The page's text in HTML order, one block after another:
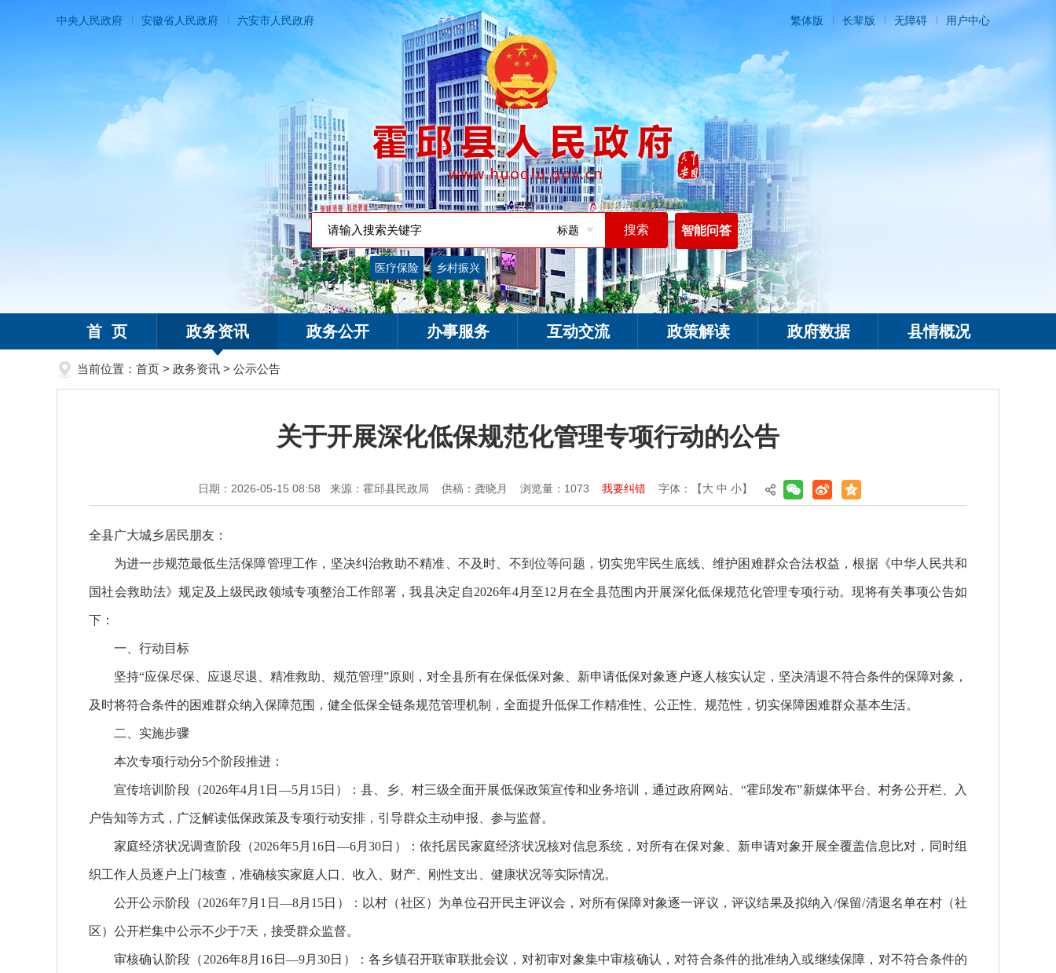
中央人民政府 安徽省人民政府 六安市人民政府 繁体版 长辈版 无障碍 用户中心
标题 智能问答
搜索热词： 医疗保险 乡村振兴
首 页 政务资讯 政务公开 办事服务 互动交流 政策解读 政府数据 县情概况
当前位置： 首页 > 政务资讯 > 公示公告
关于开展深化低保规范化管理专项行动的公告
日期：2026-05-15 08:58 来源：霍邱县民政局 供稿：龚晓月 浏览量： 1073 我要纠错 字体：【大 中 小】
全县广大城乡居民朋友：
为进一步规范最低生活保障管理工作，坚决纠治救助不精准、不及时、不到位等问题，切实兜牢民生底线、维护困难群众合法权益，根据《中华人民共和
国社会救助法》规定及上级民政领域专项整治工作部署，我县决定自2026年4月至12月在全县范围内开展深化低保规范化管理专项行动。现将有关事项公告如
下：
一、行动目标
坚持“应保尽保、应退尽退、精准救助、规范管理”原则，对全县所有在保低保对象、新申请低保对象逐户逐人核实认定，坚决清退不符合条件的保障对象，
及时将符合条件的困难群众纳入保障范围，健全低保全链条规范管理机制，全面提升低保工作精准性、公正性、规范性，切实保障困难群众基本生活。
二、实施步骤
本次专项行动分5个阶段推进：
宣传培训阶段（2026年4月1日—5月15日）：县、乡、村三级全面开展低保政策宣传和业务培训，通过政府网站、“霍邱发布”新媒体平台、村务公开栏、入
户告知等方式，广泛解读低保政策及专项行动安排，引导群众主动申报、参与监督。
家庭经济状况调查阶段（2026年5月16日—6月30日）：依托居民家庭经济状况核对信息系统，对所有在保对象、新申请对象开展全覆盖信息比对，同时组
织工作人员逐户上门核查，准确核实家庭人口、收入、财产、刚性支出、健康状况等实际情况。
公开公示阶段（2026年7月1日—8月15日）：以村（社区）为单位召开民主评议会，对所有保障对象逐一评议，评议结果及拟纳入/保留/清退名单在村（社
区）公开栏集中公示不少于7天，接受群众监督。
审核确认阶段（2026年8月16日—9月30日）：各乡镇召开联审联批会议，对初审对象集中审核确认，对符合条件的批准纳入或继续保障，对不符合条件的